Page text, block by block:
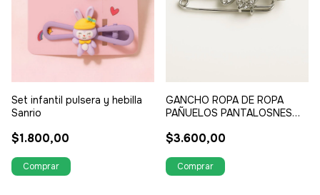
Set infantil pulsera y hebilla
Sanrio
$1.800,00
GANCHO ROPA DE ROPA
PAÑUELOS PANTALOSNES
CARTERAS (REALZA
SERPIENTE Y CON DIJE
TREBOL STRASS
$3.600,00